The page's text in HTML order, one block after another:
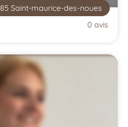
85 Saint-maurice-des-noues
0 avis